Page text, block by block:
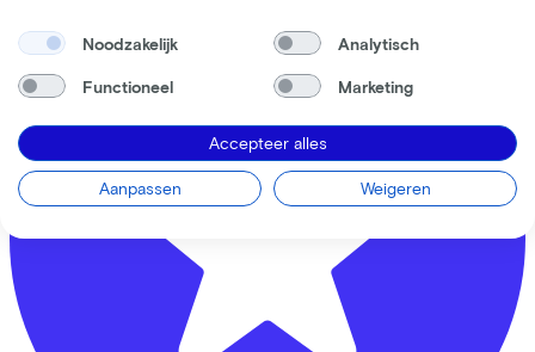
Noodzakelijk Analytisch
Functioneel Marketing
Accepteer alles
Aanpassen Weigeren